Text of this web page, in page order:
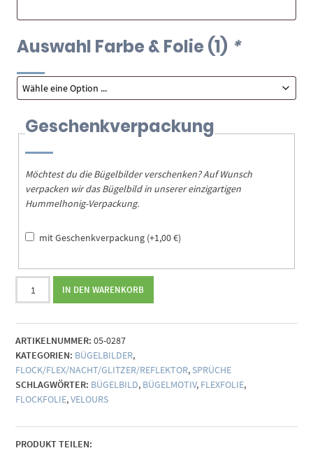
Auswahl Farbe & Folie (1) *
Geschenkverpackung
Möchtest du die Bügelbilder verschenken? Auf Wunsch
verpacken wir das Bügelbild in unserer einzigartigen
Hummelhonig-Verpackung.
mit Geschenkverpackung (+1,00€)
Hashtag
Menge
IN DEN WARENKORB
ARTIKELNUMMER: 05-0287
KATEGORIEN: BÜGELBILDER,
FLOCK/FLEX/NACHT/GLITZER/REFLEKTOR, SPRÜCHE
SCHLAGWÖRTER: BÜGELBILD, BÜGELMOTIV, FLEXFOLIE,
FLOCKFOLIE,VELOURS
PRODUKT TEILEN: